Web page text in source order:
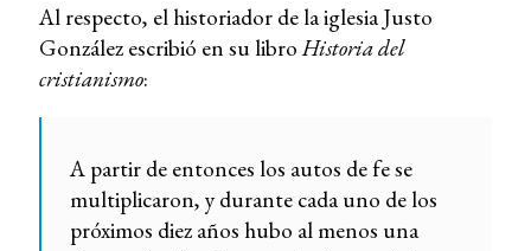
Al respecto, el historiador de la iglesia Justo
González escribió en su libroHistoria del
cristianismo:
A partir de entonces los autos de fe se
multiplicaron, y durante cada uno de los
próximos diez años hubo al menos una